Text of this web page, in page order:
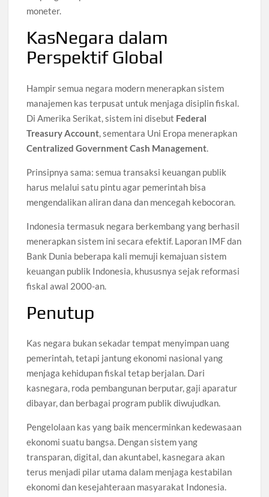
moneter.
KasNegara dalam
Perspektif Global
Hampir semua negara modern menerapkan sistem
manajemen kas terpusat untuk menjaga disiplin fiskal.
Di Amerika Serikat, sistem ini disebut Federal
Treasury Account , sementara Uni Eropa menerapkan
Centralized Government Cash Management
Prinsipnya sama: semua transaksi keuangan publik
harus melalui satu pintu agar pemerintah bisa
mengendalikan aliran dana dan mencegah kebocoran.
Indonesia termasuk negara berkembang yang berhasil
menerapkan sistem ini secara efektif. Laporan IMF dan
Bank Dunia beberapa kali memuji kemajuan sistem
keuangan publik Indonesia, khususnya sejak reformasi
fiskal awal 2000-an.
Penutup
Kas negara bukan sekadar tempat menyimpan uang
pemerintah, tetapi jantung ekonomi nasional yang
menjaga kehidupan fiskal tetap berjalan. Dari
kasnegara, roda pembangunan berputar, gaji aparatur
dibayar, dan berbagai program publik diwujudkan.
Pengelolaan kas yang baik mencerminkan kedewasaan
ekonomi suatu bangsa. Dengan sistem yang
transparan, digital, dan akuntabel, kasnegara akan
terus menjadi pilar utama dalam menjaga kestabilan
ekonomi dan kesejahteraan masyarakat Indonesia.